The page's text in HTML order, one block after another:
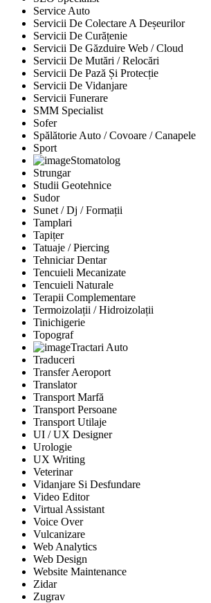
Service Auto
Servicii De Colectare A Deșeurilor
Servicii De Curățenie
Servicii De Găzduire Web / Cloud
Servicii De Mutări / Relocări
Servicii De Pază Și Protecție
Servicii De Vidanjare
Servicii Funerare
SMM Specialist
Sofer
Spălătorie Auto / Covoare / Canapele
Sport
Stomatolog
Strungar
Studii Geotehnice
Sudor
Sunet / Dj / Formații
Tamplari
Tapițer
Tatuaje / Piercing
Tehniciar Dentar
Tencuieli Mecanizate
Tencuieli Naturale
Terapii Complementare
Termoizolații / Hidroizolații
Tinichigerie
Topograf
Tractari Auto
Traduceri
Transfer Aeroport
Translator
Transport Marfă
Transport Persoane
Transport Utilaje
UI / UX Designer
Urologie
UX Writing
Veterinar
Vidanjare Si Desfundare
Video Editor
Virtual Assistant
Voice Over
Vulcanizare
Web Analytics
Web Design
Website Maintenance
Zidar
Zugrav